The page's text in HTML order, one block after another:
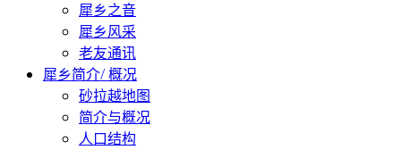
犀乡之音
犀乡风采
老友通讯
犀乡简介/ 概况
砂拉越地图
简介与概况
人口结构